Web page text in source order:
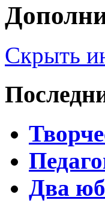
Скрыть
Два